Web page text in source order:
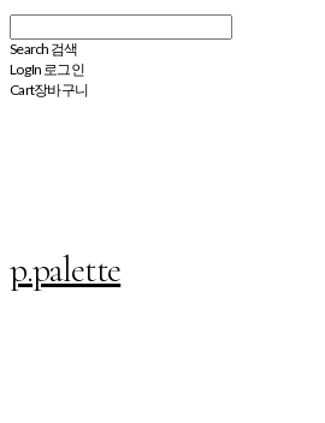
Search 검색
Log In 로그인
Cart장바구니
p.palette